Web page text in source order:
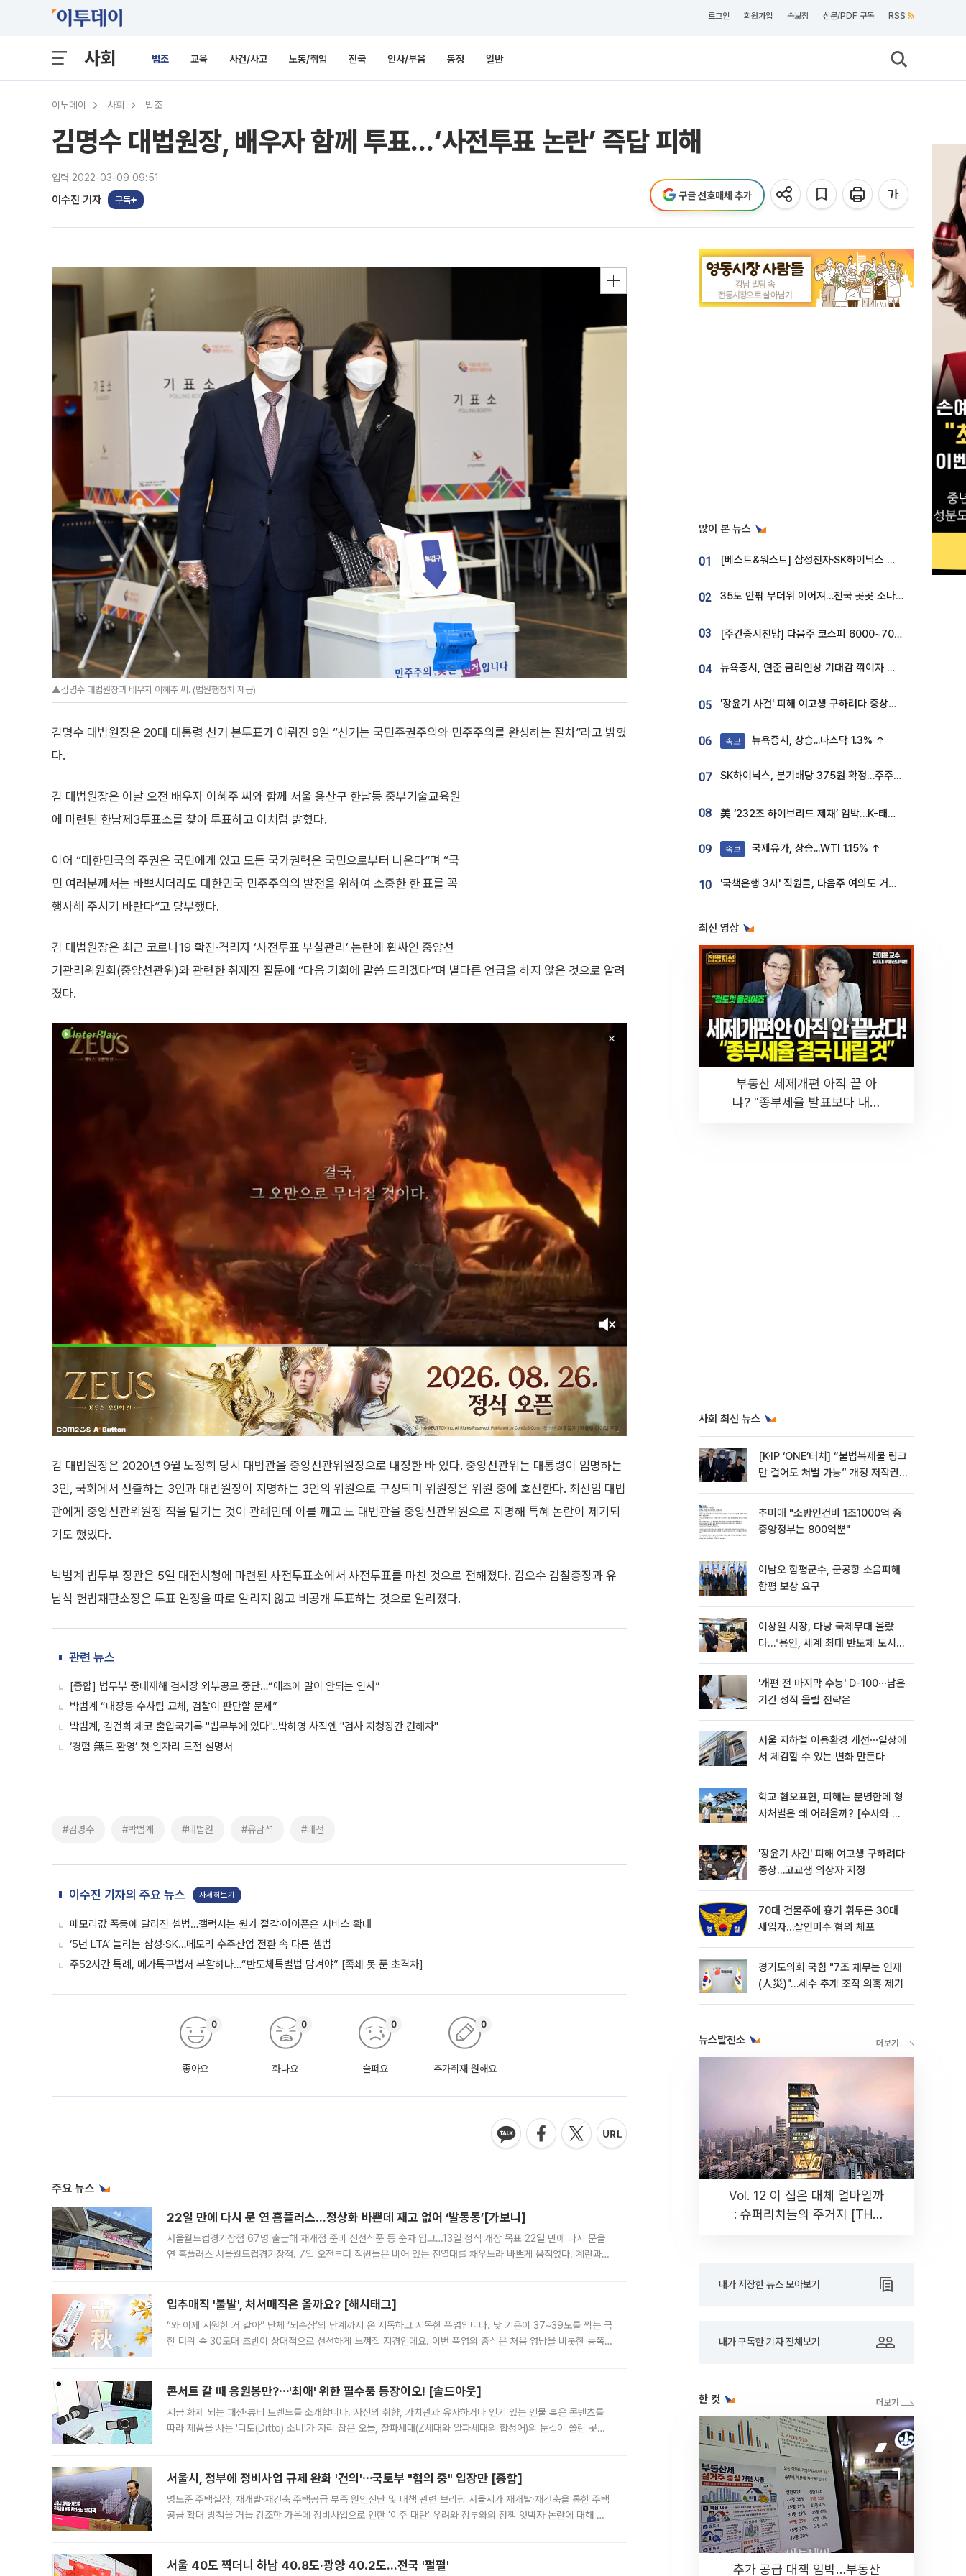
로그인 회원가입 속보창 신문/PDF 구독 RSS
사회 법조 교육 사건/사고 노동/취업 전국 인사/부음 동정 일반
이투데이 사회 법조
김명수 대법원장, 배우자 함께 투표…‘사전투표 논란’ 즉답 피해
입력 2022-03-09 09:51
이수진 기자 구독 구글 선호매체 추가
▲김명수 대법원장과 배우자 이혜주 씨. (법원행정처 제공)
김명수 대법원장은 20대 대통령 선거 본투표가 이뤄진 9일 “선거는 국민주권주의와 민주주의를 완성하는 절차”라고 밝혔
다.
김 대법원장은 이날 오전 배우자 이혜주 씨와 함께 서울 용산구 한남동 중부기술교육원
에 마련된 한남제3투표소를 찾아 투표하고 이처럼 밝혔다.
이어 “대한민국의 주권은 국민에게 있고 모든 국가권력은 국민으로부터 나온다”며 “국
민 여러분께서는 바쁘시더라도 대한민국 민주주의의 발전을 위하여 소중한 한 표를 꼭
행사해 주시기 바란다”고 당부했다.
김 대법원장은 최근 코로나19 확진‧격리자 ‘사전투표 부실관리’ 논란에 휩싸인 중앙선
거관리위원회(중앙선관위)와 관련한 취재진 질문에 “다음 기회에 말씀 드리겠다”며 별다른 언급을 하지 않은 것으로 알려
졌다.
김 대법원장은 2020년 9월 노정희 당시 대법관을 중앙선관위원장으로 내정한 바 있다. 중앙선관위는 대통령이 임명하는
3인, 국회에서 선출하는 3인과 대법원장이 지명하는 3인의 위원으로 구성되며 위원장은 위원 중에 호선한다. 최선임 대법
관에게 중앙선관위원장 직을 맡기는 것이 관례인데 이를 깨고 노 대법관을 중앙선관위원으로 지명해 특혜 논란이 제기되
기도 했었다.
박범계 법무부 장관은 5일 대전시청에 마련된 사전투표소에서 사전투표를 마친 것으로 전해졌다. 김오수 검찰총장과 유
남석 헌법재판소장은 투표 일정을 따로 알리지 않고 비공개 투표하는 것으로 알려졌다.
관련 뉴스
[종합] 법무부 중대재해 검사장 외부공모 중단…“애초에 말이 안되는 인사”
박범계 “대장동 수사팀 교체, 검찰이 판단할 문제”
박범계, 김건희 체코 출입국기록 "법무부에 있다"..박하영 사직엔 "검사 지청장간 견해차"
‘경험 無도 환영’ 첫 일자리 도전 설명서
#김명수 #박범계 #대법원 #유남석 #대선
이수진 기자의 주요 뉴스 자세히보기
메모리값 폭등에 달라진 셈법…갤럭시는 원가 절감·아이폰은 서비스 확대
‘5년 LTA’ 늘리는 삼성·SK…메모리 수주산업 전환 속 다른 셈법
주52시간 특례, 메가특구법서 부활하나…“반도체특별법 담겨야” [족쇄 못 푼 초격차]
좋아요
0
화나요
0
슬퍼요
0
추가취재 원해요
0
주요 뉴스
22일 만에 다시 문 연 홈플러스…정상화 바쁜데 재고 없어 ‘발동동’[가보니]
서울월드컵경기장점 67명 출근해 재개점 준비 신선식품 등 순차 입고…13일 정식 개장 목표 22일 만에 다시 문을
연 홈플러스 서울월드컵경기장점. 7일 오전부터 직원들은 비어 있는 진열대를 채우느라 바쁘게 움직였다. 계란과
입추매직 '불발', 처서매직은 올까요? [해시태그]
“와 이제 시원한 거 같아” 단체 ‘뇌손상’의 단계까지 온 지독하고 지독한 폭염입니다. 낮 기온이 37~39도를 찍는 극
한 더위 속 30도대 초반이 상대적으로 선선하게 느껴질 지경인데요. 이번 폭염의 중심은 처음 영남을 비롯한 동쪽
콘서트 갈 때 응원봉만?⋯'최애' 위한 필수품 등장이오! [솔드아웃]
지금 화제 되는 패션·뷰티 트렌드를 소개합니다. 자신의 취향, 가치관과 유사하거나 인기 있는 인물 혹은 콘텐츠를
따라 제품을 사는 '디토(Ditto) 소비'가 자리 잡은 오늘, 잘파세대(Z세대와 알파세대의 합성어)의 눈길이 쏠린 곳은
서울시, 정부에 정비사업 규제 완화 '건의'⋯국토부 "협의 중" 입장만 [종합]
명노준 주택실장, 재개발·재건축 주택공급 부족 원인진단 및 대책 관련 브리핑 서울시가 재개발·재건축을 통한 주택
공급 확대 방침을 거듭 강조한 가운데 정비사업으로 인한 '이주 대란' 우려와 정부와의 정책 엇박자 논란에 대해 정
서울 40도 찍더니 하남 40.8도·광양 40.2도…전국 '펄펄'
많이 본 뉴스
01 [베스트&워스트] 삼성전자·SK하이닉스 밀린 한 주…상상인증권은 85% 급등
02 35도 안팎 무더위 이어져…전국 곳곳 소나기 [오늘 날씨]
03 [주간증시전망] 다음주 코스피 6000~7000⋯“外人 수급은 정책이 변수”
04 뉴욕증시, 연준 금리인상 기대감 꺾이자 상승...S&P500 사상 최고치 [종합]
05 '장윤기 사건' 피해 여고생 구하려다 중상…고교생 의상자 지정
06 속보 뉴욕증시, 상승...나스닥 1.3% ↑
07 SK하이닉스, 분기배당 375원 확정…주주환원책 9월로 앞당겨 발표
08 美 ‘232조 하이브리드 제재’ 임박…K-태양광, 불확실성 털고 날개 다나
09 속보 국제유가, 상승...WTI 1.15% ↑
10 '국책은행 3사' 직원들, 다음주 여의도 거리 나서는 까닭은
최신 영상
부동산 세제개편 아직 끝 아
냐? "종부세율 발표보다 내릴
사회 최신 뉴스
[K·IP ‘ONE’터치] “불법복제물 링크
만 걸어도 처벌 가능” 개정 저작권
추미애 "소방인건비 1조1000억 중
중앙정부는 800억뿐"
이남오 함평군수, 군공항 소음피해
함평 보상 요구
이상일 시장, 다낭 국제무대 올랐
다…"용인, 세계 최대 반도체 도시
'개편 전 마지막 수능' D-100⋯남은
기간 성적 올릴 전략은
서울 지하철 이용환경 개선⋯일상에
서 체감할 수 있는 변화 만든다
학교 혐오표현, 피해는 분명한데 형
사처벌은 왜 어려울까? [수사와 재
'장윤기 사건' 피해 여고생 구하려다
중상…고교생 의상자 지정
70대 건물주에 흉기 휘두른 30대
세입자…살인미수 혐의 체포
경기도의회 국힘 "7조 채무는 인재
(人災)"…세수 추계 조작 의혹 제기
뉴스발전소
Vol. 12 이 집은 대체 얼마일까
: 슈퍼리치들의 주거지 [THE
내가 저장한 뉴스 모아보기
내가 구독한 기자 전체보기
한 컷
추가 공급 대책 임박…부동산